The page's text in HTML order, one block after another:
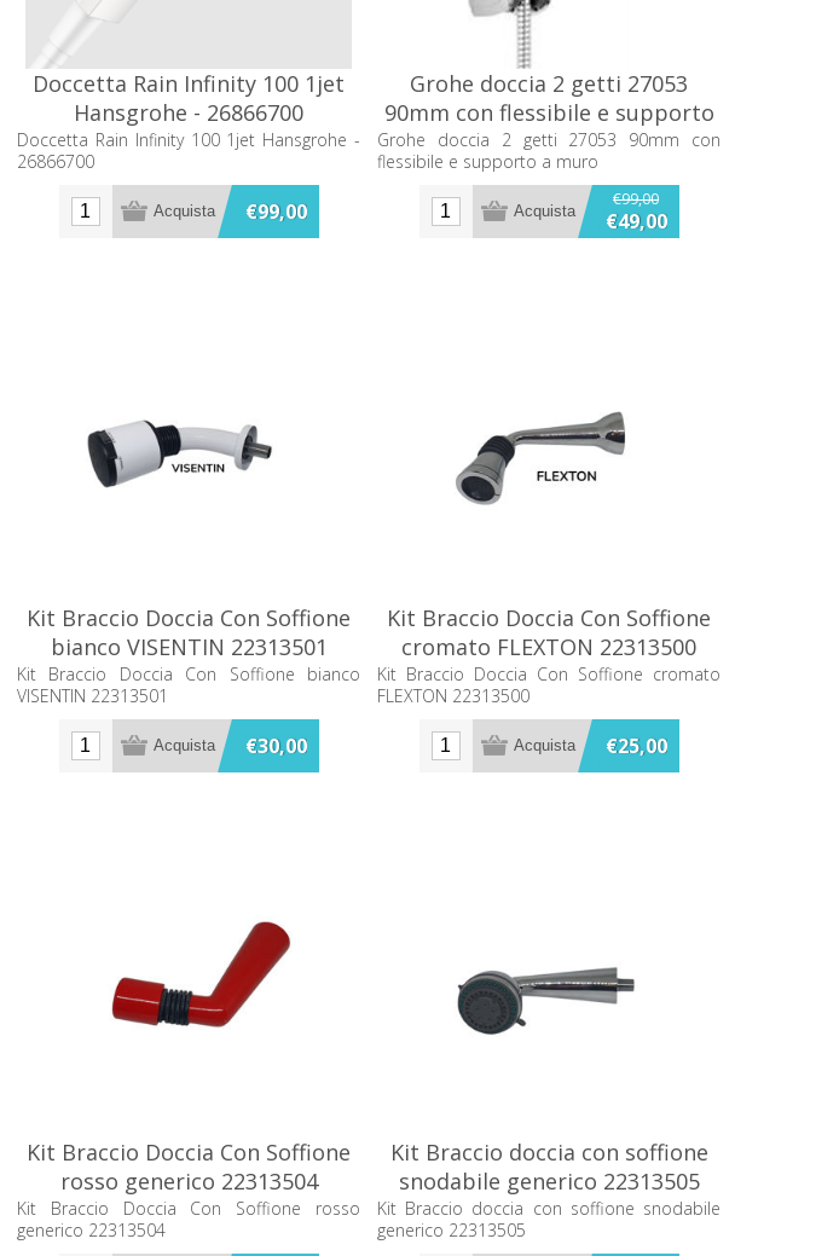
Doccetta Rain Infinity 100 1jet
Hansgrohe - 26866700
Doccetta Rain Infinity 100 1jet Hansgrohe -
26866700
€99,00
Grohe doccia 2 getti 27053
90mm con flessibile e supporto
a muro
Grohe doccia 2 getti 27053 90mm con
flessibile e supporto a muro
€99,00
€49,00
Kit Braccio Doccia Con Soffione
bianco VISENTIN 22313501
Kit Braccio Doccia Con Soffione bianco
VISENTIN 22313501
€30,00
Kit Braccio Doccia Con Soffione
cromato FLEXTON 22313500
Kit Braccio Doccia Con Soffione cromato
FLEXTON 22313500
€25,00
Kit Braccio Doccia Con Soffione
rosso generico 22313504
Kit Braccio Doccia Con Soffione rosso
generico 22313504
Kit Braccio doccia con soffione
snodabile generico 22313505
Kit Braccio doccia con soffione snodabile
generico 22313505